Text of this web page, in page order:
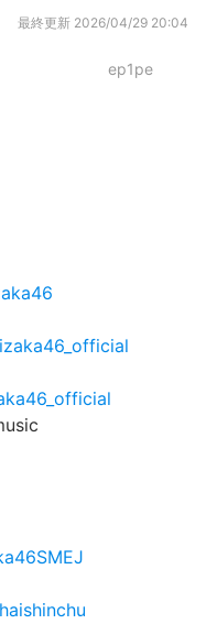
最終更新 2026/04/29 20:04
ep1pe